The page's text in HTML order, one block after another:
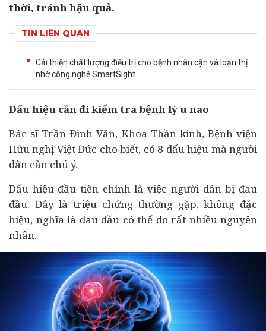
thời, tránh hậu quả.
TIN LIÊN QUAN
Cải thiện chất lượng điều trị cho bệnh nhân cận và loạn thị
nhờ công nghệ SmartSight
Dấu hiệu cần đi kiểm tra bệnh lý u não
Bác sĩ Trần Đình Văn, Khoa Thần kinh, Bệnh viện
Hữu nghị Việt Đức cho biết, có 8 dấu hiệu mà người
dân cần chú ý.
Dấu hiệu đầu tiên chính là việc người dân bị đau
đầu. Đây là triệu chứng thường gặp, không đặc
hiệu, nghĩa là đau đầu có thể do rất nhiều nguyên
nhân.